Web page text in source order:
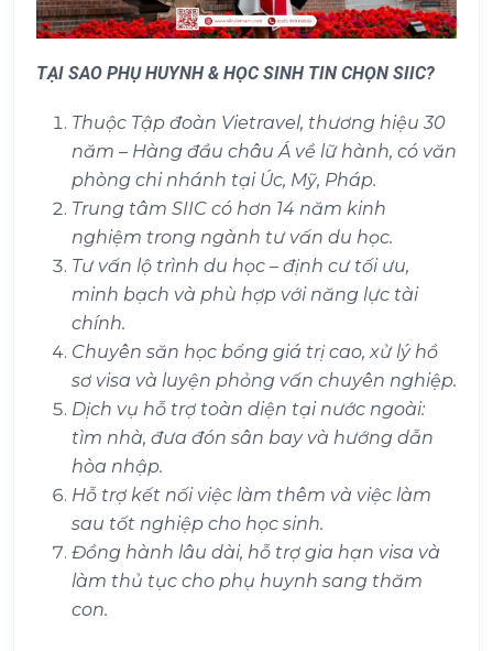
TẠI SAO PHỤ HUYNH & HỌC SINH TIN CHỌN SIIC?
Thuộc Tập đoàn Vietravel, thương hiệu 30
năm – Hàng đầu châu Á về lữ hành, có văn
phòng chi nhánh tại Úc, Mỹ, Pháp.
Trung tâm SIIC có hơn 14 năm kinh
nghiệm trong ngành tư vấn du học.
Tư vấn lộ trình du học – định cư tối ưu,
minh bạch và phù hợp với năng lực tài
chính.
Chuyên săn học bổng giá trị cao, xử lý hồ
sơ visa và luyện phỏng vấn chuyên nghiệp.
Dịch vụ hỗ trợ toàn diện tại nước ngoài:
tìm nhà, đưa đón sân bay và hướng dẫn
hòa nhập.
Hỗ trợ kết nối việc làm thêm và việc làm
sau tốt nghiệp cho học sinh.
Đồng hành lâu dài, hỗ trợ gia hạn visa và
làm thủ tục cho phụ huynh sang thăm
con.